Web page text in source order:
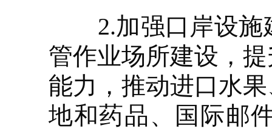
2.加强口岸设施
管作业场所建设，
能力，推动进口水
地和药品、国际邮